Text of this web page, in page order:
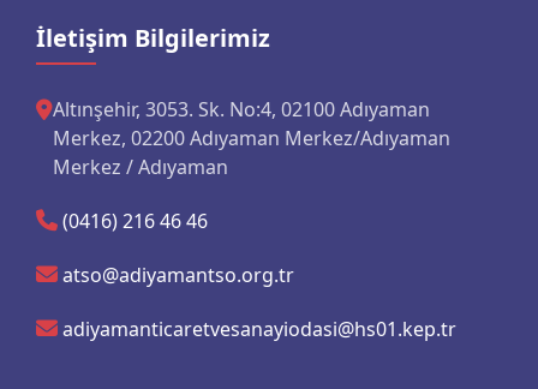
İletişim Bilgilerimiz
Altınşehir, 3053. Sk. No:4, 02100 Adıyaman
Merkez, 02200 Adıyaman Merkez/Adıyaman
Merkez / Adıyaman
(0416) 216 46 46
atso@adiyamantso.org.tr
adiyamanticaretvesanayiodasi@hs01.kep.tr